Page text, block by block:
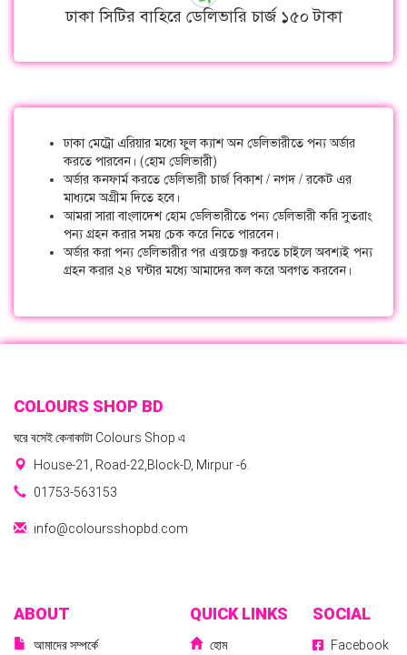
ঢাকা সিটির বাহিরে ডেলিভারি চার্জ ১৫০ টাকা
ঢাকা মেট্রো এরিয়ার মধ্যে ফুল ক্যাশ অন ডেলিভারীতে পন্য অর্ডার
করতে পারবেন। (হোম ডেলিভারী)
অর্ডার কনফার্ম করতে ডেলিভারী চার্জ বিকাশ / নগদ / রকেট এর
মাধ্যমে অগ্রীম দিতে হবে।
আমরা সারা বাংলাদেশ হোম ডেলিভারীতে পন্য ডেলিভারী করি সুতরাং
পন্য গ্রহন করার সময় চেক করে নিতে পারবেন।
অর্ডার করা পন্য ডেলিভারীর পর এক্সচেঞ্জ করতে চাইলে অবশ্যই পন্য
গ্রহন করার ২৪ ঘন্টার মধ্যে আমাদের কল করে অবগত করবেন।
COLOURS SHOP BD
ঘরে বসেই কেনাকাটা Colours Shop এ
House-21, Road-22,Block-D, Mirpur -6.
01753-563153
info@coloursshopbd.com
ABOUT
আমাদের সম্পর্কে
QUICK LINKS
হোম
SOCIAL
Facebook